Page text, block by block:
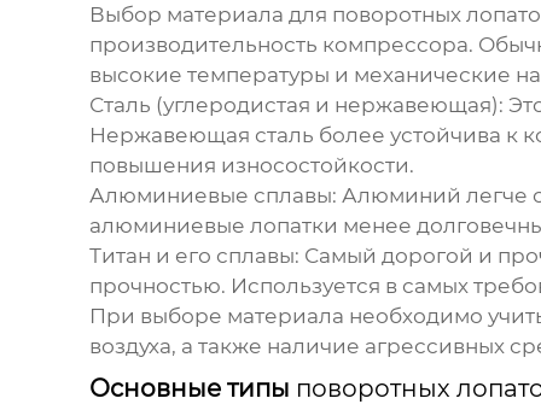
Выбор материала для поворотных
производительность компрессора.
высокие температуры и механические
Сталь (углеродистая и нержавеющая):
Нержавеющая сталь более устойчива к
повышения износостойкости.
Алюминиевые сплавы: Алюминий легче
алюминиевые лопатки менее
Титан и его сплавы: Самый дорогой и
прочностью. Используется в самых
При выборе материала необходимо
воздуха, а также наличие агрессивных
Основные типы поворотных